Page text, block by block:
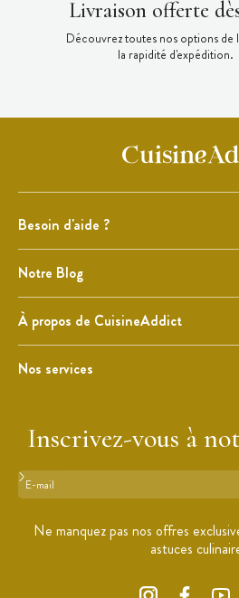
Livraison offerte
Découvrez toutes nos options de
la rapidité d'expédition.
Besoin d'aide ?
Notre Blog
À propos de CuisineAddict
Nos services
Inscrivez-vous à
Format : adresse@email.com
Ne manquez pas nos offres
astuces